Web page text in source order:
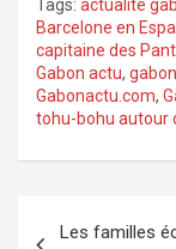
Tags: actualité
Barcelone en
capitaine des
Gabon actu,
Gabonactu.com,
tohu-bohu autour
Les familles